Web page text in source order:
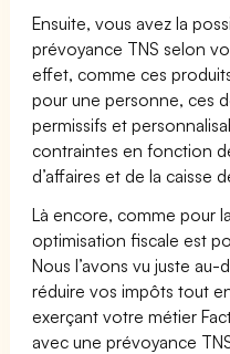
Ensuite, vous avez la
prévoyance TNS selon
effet, comme ces
pour une personne, ces
permissifs et
contraintes en fonction
d’affaires et de la caisse
Là encore, comme pour
optimisation fiscale est
Nous l’avons vu juste
réduire vos impôts tout
exerçant votre métier
avec une prévoyance